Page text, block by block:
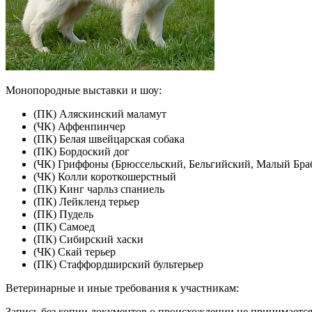
Монопородные выставки и шоу:
(ПК) Аляскинский маламут
(ЧК) Аффенпинчер
(ПК) Белая швейцарская собака
(ПК) Бордоский дог
(ЧК) Гриффоны (Брюссельский, Бельгийский, Малый
(ЧК) Колли короткошерстный
(ПК) Кинг чарльз спаниель
(ПК) Лейкленд терьер
(ПК) Пудель
(ПК) Самоед
(ПК) Сибирский хаски
(ЧК) Скай терьер
(ПК) Стаффордширский бультерьер
Ветеринарные и иные требования к участникам: